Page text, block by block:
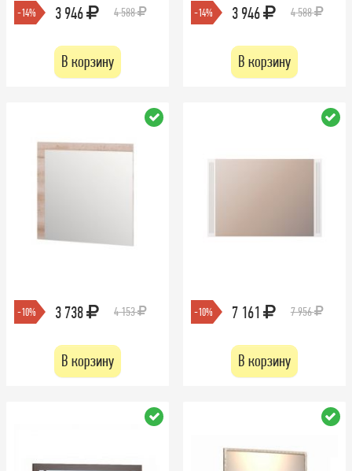
-14% 3 946 4 588
В корзину
-14% 3 946 4 588
В корзину
-10% 3 738 4 153
В корзину
-10% 7 161 7 956
В корзину